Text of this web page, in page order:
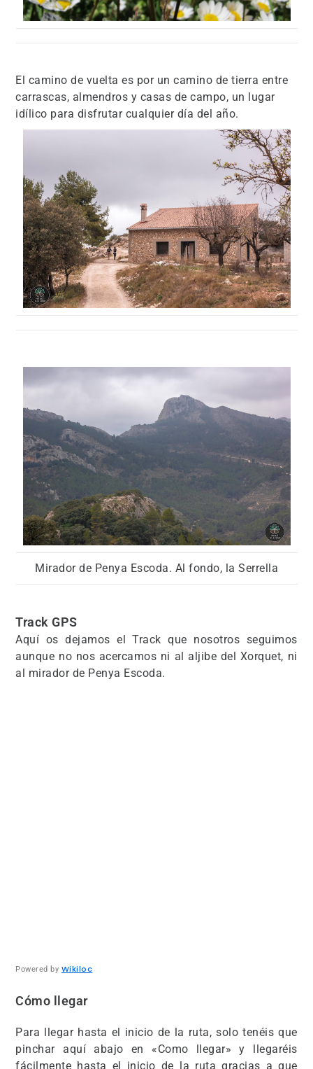
El camino de vuelta es por un camino de tierra entre
carrascas, almendros y casas de campo, un lugar
idílico para disfrutar cualquier día del año.
Mirador de Penya Escoda. Al fondo, la Serrella
Track GPS
Aquí os dejamos el Track que nosotros seguimos
aunque no nos acercamos ni al aljibe del Xorquet, ni
al mirador de Penya Escoda.
Powered by Wikiloc
Cómo llegar
Para llegar hasta el inicio de la ruta, solo tenéis que
pinchar aquí abajo en «Como llegar» y llegaréis
fácilmente hasta el inicio de la ruta gracias a que